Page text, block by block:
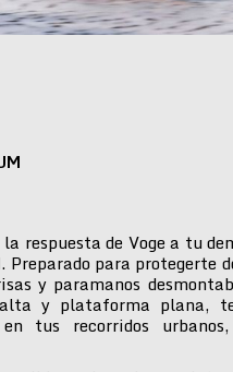
respuesta de Voge a tu
. Preparado para protegerte
y paramanos
alta y plataforma plana,
tus recorridos